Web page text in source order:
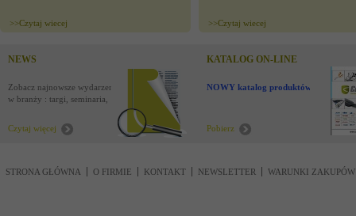
>>Czytaj wiecej >>Czytaj wiecej
NEWS
Zobacz najnowsze wydarzenia
w branży : targi, seminaria,
Czytaj więcej
KATALOG ON-LINE
NOWY katalog produktów !
Pobierz
STRONA GŁÓWNA O FIRMIE KONTAKT NEWSLETTER WARUNKI ZAKUPÓW